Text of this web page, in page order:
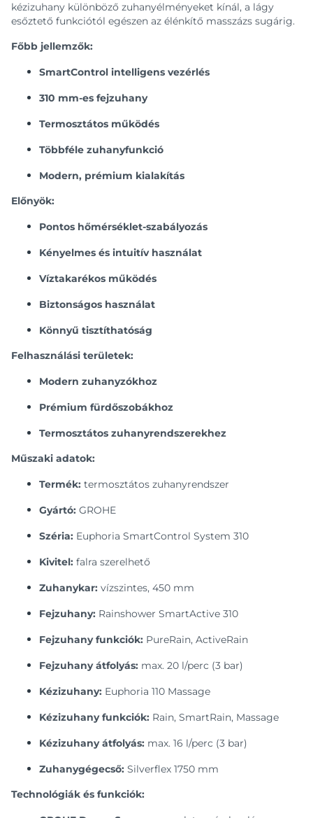
kézizuhany különböző zuhanyélményeket kínál, a lágy
esőztető funkciótól egészen az élénkítő masszázs sugárig.
Főbb jellemzők:
SmartControl intelligens vezérlés
310 mm-es fejzuhany
Termosztátos működés
Többféle zuhanyfunkció
Modern, prémium kialakítás
Előnyök:
Pontos hőmérséklet-szabályozás
Kényelmes és intuitív használat
Víztakarékos működés
Biztonságos használat
Könnyű tisztíthatóság
Felhasználási területek:
Modern zuhanyzókhoz
Prémium fürdőszobákhoz
Termosztátos zuhanyrendszerekhez
Műszaki adatok:
Termék: termosztátos zuhanyrendszer
Gyártó: GROHE
Széria: Euphoria SmartControl System 310
Kivitel: falra szerelhető
Zuhanykar: vízszintes, 450 mm
Fejzuhany: Rainshower SmartActive 310
Fejzuhany funkciók: PureRain, ActiveRain
Fejzuhany átfolyás: max. 20 l/perc (3 bar)
Kézizuhany: Euphoria 110 Massage
Kézizuhany funkciók: Rain, SmartRain, Massage
Kézizuhany átfolyás: max. 16 l/perc (3 bar)
Zuhanygégecső: Silverflex 1750 mm
Technológiák és funkciók: